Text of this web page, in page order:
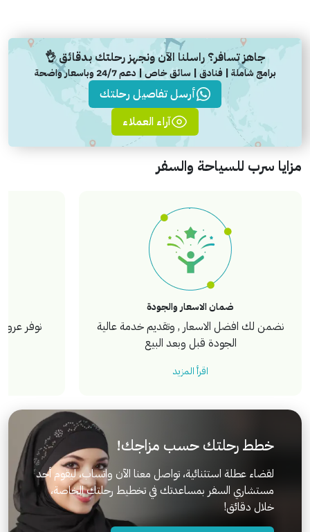
جاهز تسافر؟ راسلنا الآن ونجهز رحلتك بدقائق 👌
برامج شاملة | فنادق | سائق خاص | دعم 24/7 وباسعار واضحة
أرسل تفاصيل رحلتك
آراء العملاء
مزايا سرب للسياحة والسفر
ضمان الاسعار والجودة
نضمن لك افضل الاسعار , وتقديم خدمة عالية
الجودة قبل وبعد البيع
اقرأ المزيد
نوفر
خطط رحلتك حسب مزاجك!
لقضاء عطلة استثنائية، تواصل معنا الآن واتساب، ليقوم أحد
مستشاري السفر بمساعدتك في تخطيط رحلتك الخاصة،
خلال دقائق!